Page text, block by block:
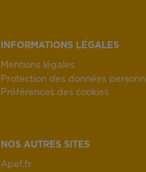
INFORMATIONS LÉGALES
Mentions légales
Protection des données
Préférences des cookies
NOS AUTRES SITES
Apef.fr